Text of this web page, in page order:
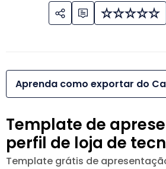
Aprenda como exportar do
Template de
perfil de loja de
Template grátis de